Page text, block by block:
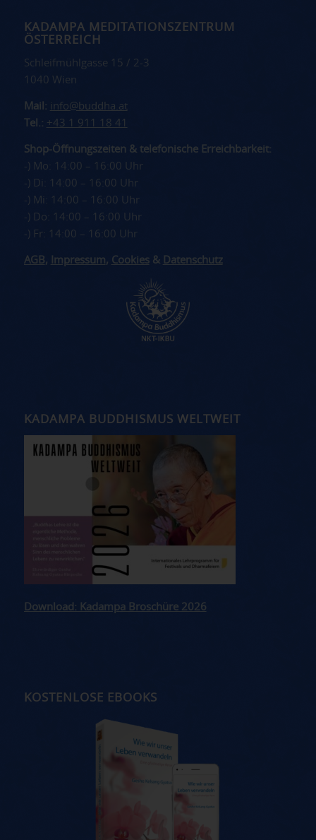
KADAMPA MEDITATIONSZENTRUM
ÖSTERREICH
Schleifmühlgasse 15 / 2-3
1040 Wien
Mail: info@buddha.at
Tel.: +43 1 911 18 41
Shop-Öffnungszeiten & telefonische Erreichbarkeit:
-) Mo: 14:00 – 16:00 Uhr
-) Di: 14:00 – 16:00 Uhr
-) Mi: 14:00 – 16:00 Uhr
-) Do: 14:00 – 16:00 Uhr
-) Fr: 14:00 – 16:00 Uhr
AGB , Impressum, Cookies& Datenschutz
KADAMPA BUDDHISMUS WELTWEIT
Download: Kadampa Broschüre 2026
KOSTENLOSE EBOOKS